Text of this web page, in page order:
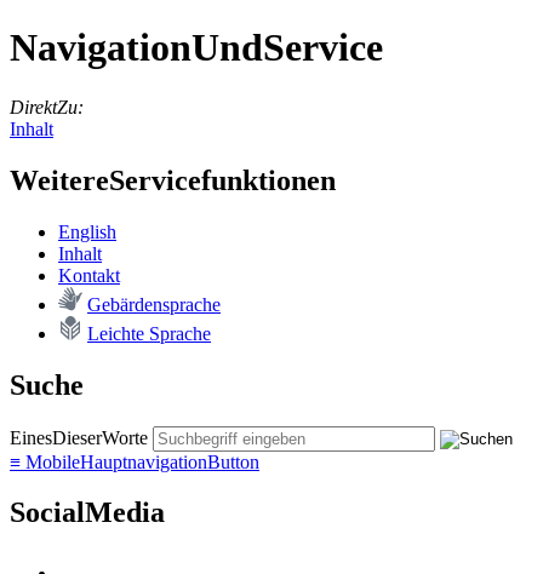
NavigationUndService
DirektZu:
Inhalt
WeitereServicefunktionen
English
In­halt
Kon­takt
Ge­bär­den­spra­che
Leich­te Spra­che
Suche
EinesDieserWorte
≡ MobileHauptnavigationButton
SocialMedia